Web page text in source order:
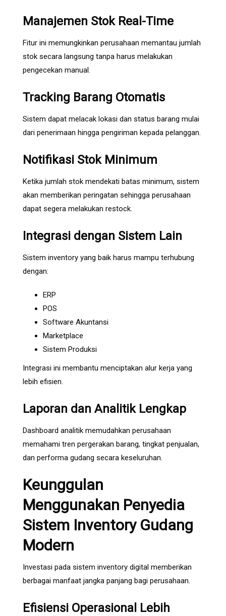
Manajemen Stok Real-Time
Fitur ini memungkinkan perusahaan memantau jumlah
stok secara langsung tanpa harus melakukan
pengecekan manual.
Tracking Barang Otomatis
Sistem dapat melacak lokasi dan status barang mulai
dari penerimaan hingga pengiriman kepada pelanggan.
Notifikasi Stok Minimum
Ketika jumlah stok mendekati batas minimum, sistem
akan memberikan peringatan sehingga perusahaan
dapat segera melakukan restock.
Integrasi dengan Sistem Lain
Sistem inventory yang baik harus mampu terhubung
dengan:
ERP
POS
Software Akuntansi
Marketplace
Sistem Produksi
Integrasi ini membantu menciptakan alur kerja yang
lebih efisien.
Laporan dan Analitik Lengkap
Dashboard analitik memudahkan perusahaan
memahami tren pergerakan barang, tingkat penjualan,
dan performa gudang secara keseluruhan.
Keunggulan
Menggunakan Penyedia
Sistem Inventory Gudang
Modern
Investasi pada sistem inventory digital memberikan
berbagai manfaat jangka panjang bagi perusahaan.
Efisiensi Operasional Lebih